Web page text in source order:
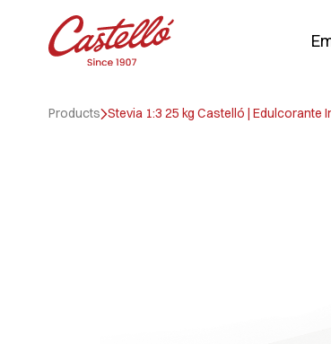
Products Stevia 1:3 25 kg Castelló |